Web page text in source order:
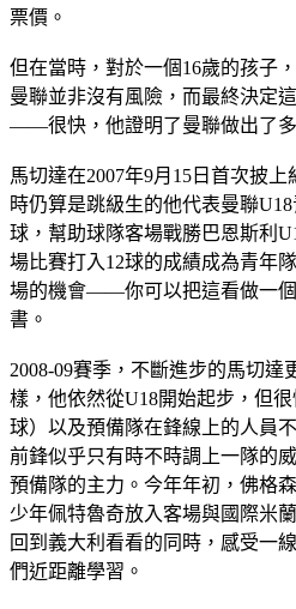
票價。
但在當時，對於一個16歲的孩子
曼聯並非沒有風險，而最終決定
——很快，他證明了曼聯做出了多
馬切達在2007年9月15日首次披
時仍算是跳級生的他代表曼聯
球，幫助球隊客場戰勝巴恩斯利
場比賽打入12球的成績成為青年
場的機會——你可以把這看做一
書。
2008-09賽季，不斷進步的馬切
樣，他依然從U18開始起步，但
球）以及預備隊在鋒線上的人員
前鋒似乎只有時不時調上一隊的
預備隊的主力。今年年初，佛格
少年佩特魯奇放入客場與國際米
回到義大利看看的同時，感受一
們近距離學習。